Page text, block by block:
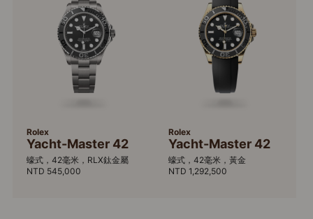
Rolex
Yacht-Master 42
蠔式，42毫米，RLX鈦金屬
NTD 545,000
Rolex
Yacht-Master 42
蠔式，42毫米，黃金
NTD 1,292,500